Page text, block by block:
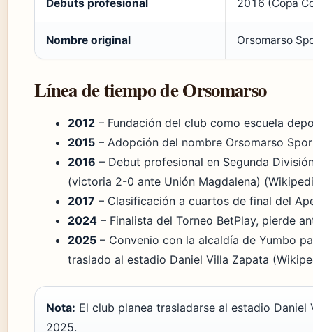
Debuts profesional 2016 (Copa
Nombre original Orsomarso
Línea de tiempo de Orsomarso
2012 – Fundación del club como escuela
2015 – Adopción del nombre Orsomarso
2016 – Debut profesional en Segunda
(victoria 2-0 ante Unión Magdalena)
2017 – Clasificación a cuartos de final del
2024 – Finalista del Torneo BetPlay, pierde
2025 – Convenio con la alcaldía de Yumbo
traslado al estadio Daniel Villa Zapata
Nota: El club planea trasladarse al estadio
2025.